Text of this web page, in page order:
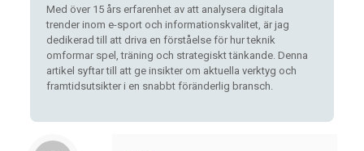
Med över 15 års erfarenhet av att analysera digitala
trender inom e-sport och informationskvalitet, är jag
dedikerad till att driva en förståelse för hur teknik
omformar spel, träning och strategiskt tänkande. Denna
artikel syftar till att ge insikter om aktuella verktyg och
framtidsutsikter i en snabbt föränderlig bransch.